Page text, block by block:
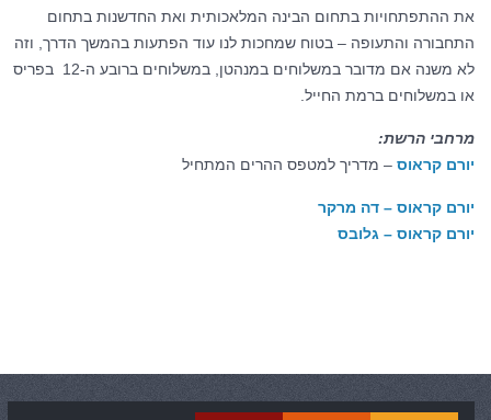
את ההתפתחויות בתחום הבינה המלאכותית ואת החדשנות בתחום
התחבורה והתעופה – בטוח שמחכות לנו עוד הפתעות בהמשך הדרך, וזה
לא משנה אם מדובר במשלוחים במנהטן, במשלוחים ברובע ה-12 בפריס
או במשלוחים ברמת החייל.
מרחבי הרשת:
יורם קראוס – מדריך למטפס ההרים המתחיל
יורם קראוס – דה מרקר
יורם קראוס – גלובס